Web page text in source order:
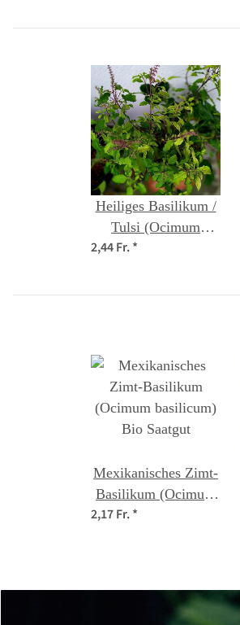
Heiliges Basilikum /
Tulsi (Ocimum
tenuiflorum syn.
2,44 Fr.*
Mexikanisches Zimt-
Basilikum (Ocimum
basilicum) Bio
2,17 Fr.*